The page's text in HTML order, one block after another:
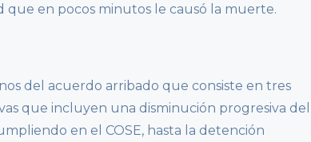
que en pocos minutos le causó la muerte.
del acuerdo arribado que consiste en tres
que incluyen una disminución progresiva del
en el COSE, hasta la detención